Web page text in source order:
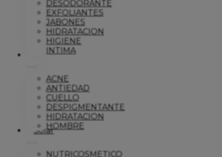
DESODORANTE
EXFOLIANTES
JABONES
HIDRATACION
HIGIENE
INTIMA
Dermo
ACNE
ANTIEDAD
CUELLO
DESPIGMENTANTE
HIDRATACION
HOMBRE
Solar
NUTRICOSMETICO